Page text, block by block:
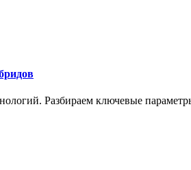
Разбираем ключевые